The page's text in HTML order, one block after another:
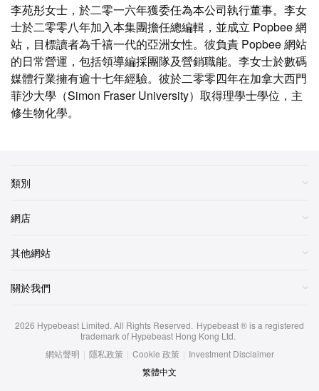
李苑彤女士，於二零一六年獲委任為本公司執行董事。李女
士於二零零八年加入本集團擔任總編輯，並成立 Popbee 網
站，目標讀者為千禧一代的亞洲女性。彼負責 Popbee 網站
的日常營運，包括領導編採團隊及營銷職能。李女士於數碼
媒體行業擁有逾十七年經驗。彼於二零零四年在加拿大西門
菲沙大學（Simon Fraser University）取得理學士學位，主
修生物化學。
類別
網店
其他網站
關於我們
2026 Hypebeast Limited. All Rights Reserved. Hypebeast ® is a registered
trademark of Hypebeast Hong Kong Ltd.
網站聲明 | 隱私政策 | Cookie 政策 | Investment Disclaimer
繁體中文